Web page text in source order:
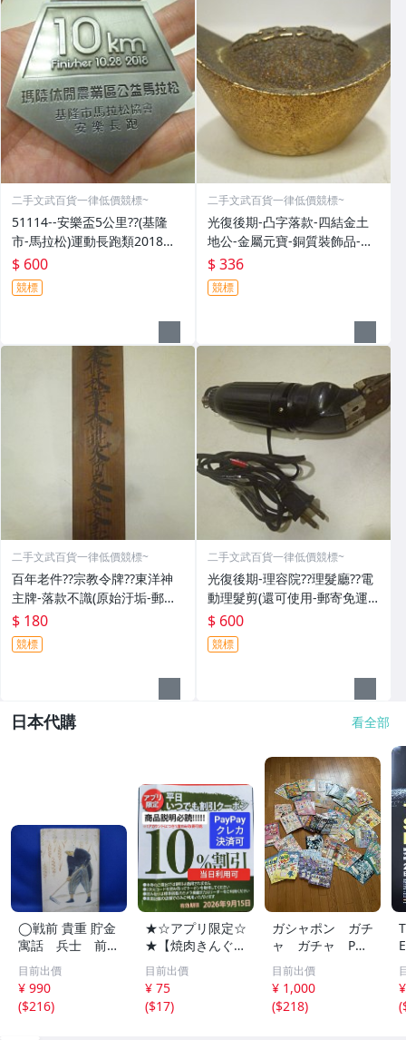
二手文武百貨一律低價競標~
51114--安樂盃5公里??(基隆
市-馬拉松)運動長跑類2018年-
精緻獎牌??紀念章??(金屬材質-
郵寄免運費)
$ 600
競標
二手文武百貨一律低價競標~
光復後期-凸字落款-四結金土
地公-金屬元寶-銅質裝飾品-宗
教發財金??(郵寄免運費)罕見收
藏品
$ 336
競標
二手文武百貨一律低價競標~
百年老件??宗教令牌??東洋神
主牌-落款不識(原始汙垢-郵寄
免運費)罕見收藏品-60729
$ 180
競標
二手文武百貨一律低價競標~
光復後期-理容院??理髮廳??電
動理髮剪(還可使用-郵寄免運
費)收藏品~收藏用
$ 600
競標
日本代購 看全部
◯戦前 貴重 貯金
寓話 兵士 前
線 昭和１４年
非売品 貯金局 古
い 昭和 レトロ ア
ンティーク ヴィ
目前出價
¥ 990
($216)
★☆アプリ限定☆
★【焼肉きんぐ】
平日いつでもクー
ポン 10%割引券
9月15日まで Pay
Pay・クレカ決済
目前出價
¥ 75
($17)
ガシャポン ガチ
ャ ガチャ POP
ポップ 台紙
非売品 まとめ
て アンパンマ
ン ポケモン ガ
目前出價
¥ 1,000
($218)
(